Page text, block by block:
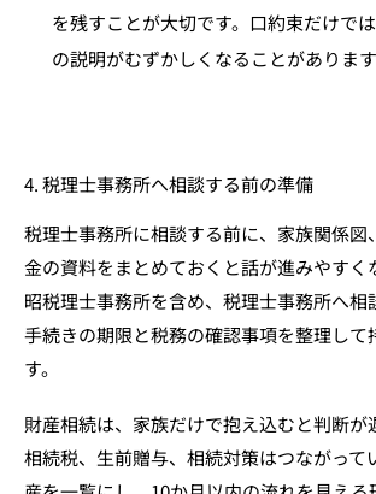
を残すことが大切です。口約束だけで
の説明がむずかしくなることがあります
4. 税理士事務所へ相談する前の準備
税理士事務所に相談する前に、家族関係図
金の資料をまとめておくと話が進みやすく
昭税理士事務所を含め、税理士事務所へ相
手続きの期限と税務の確認事項を整理して
す。
財産相続は、家族だけで抱え込むと判断が
相続税、生前贈与、相続対策はつながって